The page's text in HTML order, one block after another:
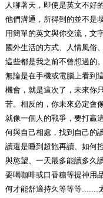
人聊著天，即使是英文不好
他們溝通，所得到的並不是
用簡單的英文與你交流，文
國外生活的方式、人情風俗
這些都是我之前不曾想過的。
無論是在手機或電腦上看到
機會，就是這次了，未來你
苦。相反的，你未來必定會
就像一個人的戰爭，要打贏
何與自己相處，找到自己的
讀還是睡到超飽再讀、如何
與慾望、一天最多能讀多久
要喝咖啡或口香糖等提神用
何才能舒適持久等等等.......